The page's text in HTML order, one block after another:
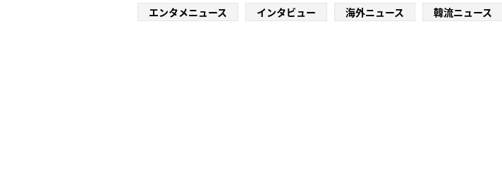
エンタメニュース
インタビュー 海外ニュース 韓流ニュース